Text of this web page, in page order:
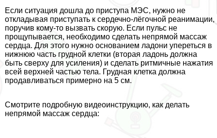
Если ситуация дошла до приступа МЭС, нужно не
откладывая приступать к сердечно-лёгочной реанимации,
поручив кому-то вызвать скорую. Если пульс не
прощупывается, необходимо сделать непрямой массаж
сердца. Для этого нужно основанием ладони упереться в
нижнюю часть грудной клетки (вторая ладонь должна
быть сверху для усиления) и сделать ритмичные нажатия
всей верхней частью тела. Грудная клетка должна
продавливаться примерно на 5 см.
Смотрите подробную видеоинструкцию, как делать
непрямой массаж сердца: